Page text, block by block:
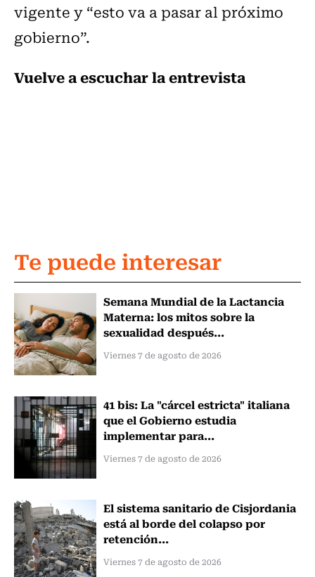
vigente y “esto va a pasar al próximo
gobierno”.
Vuelve a escuchar la entrevista
Te puede interesar
Semana Mundial de la Lactancia
Materna: los mitos sobre la
sexualidad después...
Viernes 7 de agosto de 2026
41 bis: La "cárcel estricta" italiana
que el Gobierno estudia
implementar para...
Viernes 7 de agosto de 2026
El sistema sanitario de Cisjordania
está al borde del colapso por
retención...
Viernes 7 de agosto de 2026